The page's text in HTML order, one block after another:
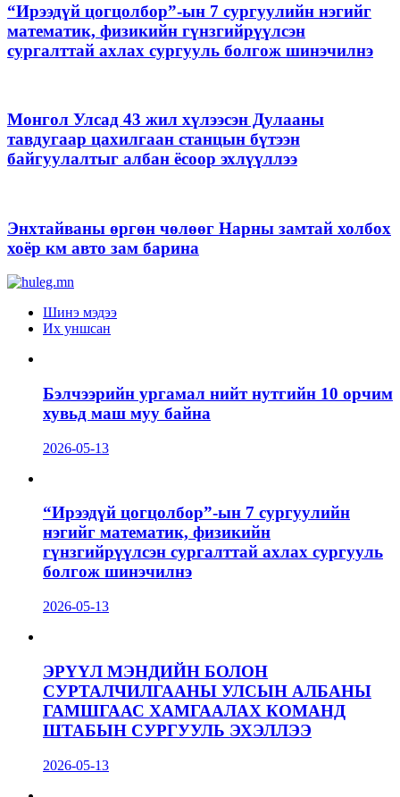
“Ирээдүй цогцолбор”-ын 7 сургуулийн нэгийг
математик, физикийн гүнзгийрүүлсэн
сургалттай ахлах сургууль болгож шинэчилнэ
Монгол Улсад 43 жил хүлээсэн Дулааны
тавдугаар цахилгаан станцын бүтээн
байгуулалтыг албан ёсоор эхлүүллээ
Энхтайваны өргөн чөлөөг Нарны замтай холбох
хоёр км авто зам барина
Шинэ мэдээ
Их уншсан
Бэлчээрийн ургамал нийт нутгийн 10 орчим
хувьд маш муу байна
2026-05-13
“Ирээдүй цогцолбор”-ын 7 сургуулийн
нэгийг математик, физикийн
гүнзгийрүүлсэн сургалттай ахлах сургууль
болгож шинэчилнэ
2026-05-13
ЭРҮҮЛ МЭНДИЙН БОЛОН
СУРТАЛЧИЛГААНЫ УЛСЫН АЛБАНЫ
ГАМШГААС ХАМГААЛАХ КОМАНД
ШТАБЫН СУРГУУЛЬ ЭХЭЛЛЭЭ
2026-05-13